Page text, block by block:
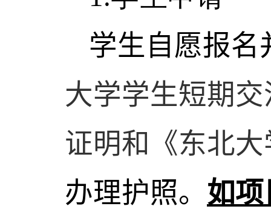
学生自愿报名
大学学生短期
证明和《东北
办理护照。 如